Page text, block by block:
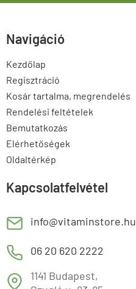
Navigáció
Kezdőlap
Regisztráció
Kosár tartalma, megrendelés
Rendelési feltételek
Bemutatkozás
Elérhetőségek
Oldaltérkép
Kapcsolatfelvétel
E info@vitaminstore.hu
M 06 20 620 2222
T
1141 Budapest,